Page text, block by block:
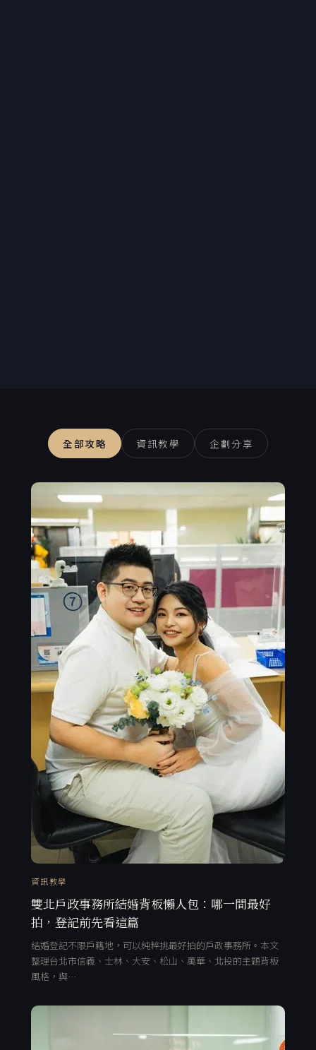
全部攻略 資訊教學 企劃分享
資訊教學
雙北戶政事務所結婚背板懶人包：哪一間最好
拍，登記前先看這篇
結婚登記不限戶籍地，可以純粹挑最好拍的戶政事務所。本文
整理台北市信義、士林、大安、松山、萬華、北投的主題背板
風格，與…